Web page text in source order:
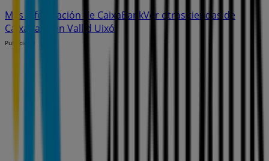
Más información de CaixaBankVer otras tiendas de
CaixaBank en Vall d Uixó
Publicidad